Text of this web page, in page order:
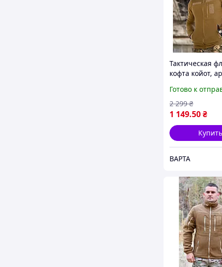
Тактическая
кофта койот,
мужская
зсу
Готово к
1 149.50₴
2 299 ₴
Купить
ВАРТА